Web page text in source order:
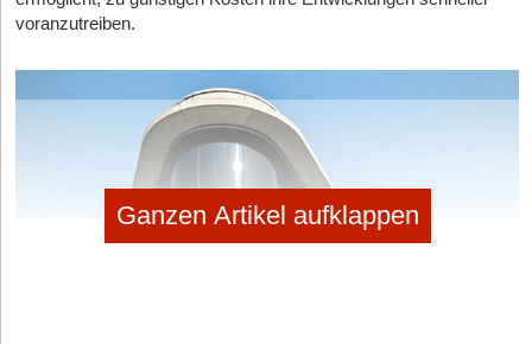
voranzutreiben.
Ganzen Artikel aufklappen